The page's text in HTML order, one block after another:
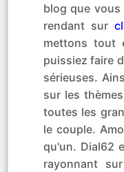
blog que
rendant sur
mettons tout
puissiez faire
sérieuses.
sur les
toutes les
le couple.
qu'un. Dial62
rayonnant